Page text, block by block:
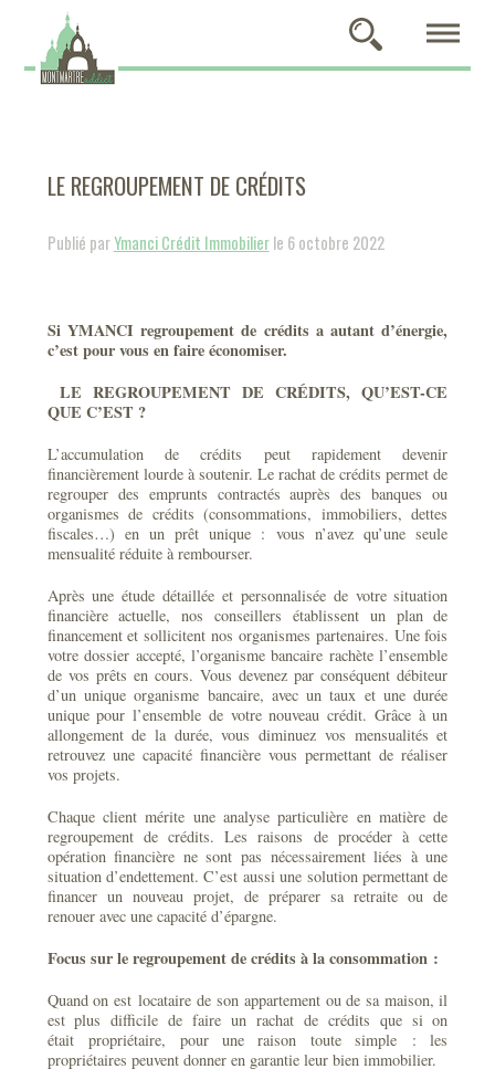
LE REGROUPEMENT DE CRÉDITS
Publié parYmanci Crédit Immobilierle 6 octobre 2022
Si YMANCI regroupement de crédits a autant d’énergie,
c’est pour vous en faire économiser.
LE REGROUPEMENT DE CRÉDITS, QU’EST-CE
QUE C’EST ?
L’accumulation de crédits peut rapidement devenir
financièrement lourde à soutenir. Le rachat de crédits permet de
regrouper des emprunts contractés auprès des banques ou
organismes de crédits (consommations, immobiliers, dettes
fiscales…) en un prêt unique : vous n’avez qu’une seule
mensualité réduite à rembourser.
Après une étude détaillée et personnalisée de votre situation
financière actuelle, nos conseillers établissent un plan de
financement et sollicitent nos organismes partenaires. Une fois
votre dossier accepté, l’organisme bancaire rachète l’ensemble
de vos prêts en cours. Vous devenez par conséquent débiteur
d’un unique organisme bancaire, avec un taux et une durée
unique pour l’ensemble de votre nouveau crédit. Grâce à un
allongement de la durée, vous diminuez vos mensualités et
retrouvez une capacité financière vous permettant de réaliser
vos projets.
Chaque client mérite une analyse particulière en matière de
regroupement de crédits. Les raisons de procéder à cette
opération financière ne sont pas nécessairement liées à une
situation d’endettement. C’est aussi une solution permettant de
financer un nouveau projet, de préparer sa retraite ou de
renouer avec une capacité d’épargne.
Focus sur le regroupement de crédits à la consommation :
Quand on est locataire de son appartement ou de sa maison, il
est plus difficile de faire un rachat de crédits que si on
était propriétaire, pour une raison toute simple : les
propriétaires peuvent donner en garantie leur bien immobilier.